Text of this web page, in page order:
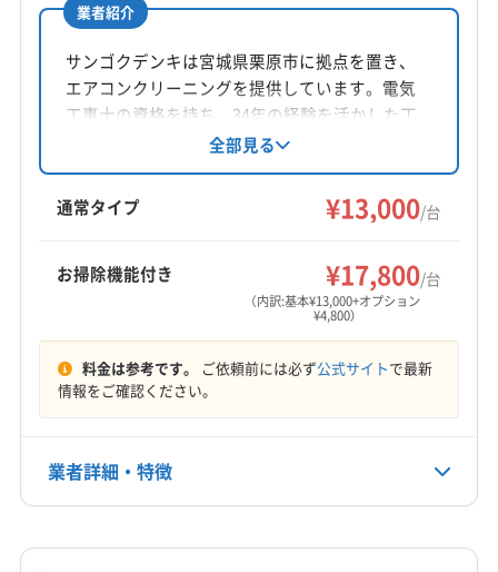
所在地
宮城県仙台市青葉区
対応地域
角田市 岩沼市
栗原市
石巻市 仙台市宮城野区
仙台市若林区
仙台市青葉区
仙台市太白区
多賀城市
伊具郡丸森町
遠田郡涌谷町
牡鹿郡女川町
刈田郡七ヶ宿町
宮城郡松島町
宮城郡利府町
黒川郡大和町
柴田郡柴田町
定休日
年中無休
非公開
業者紹介
サンゴクデンキは宮城県栗原市に拠点を置き、
エアコンクリーニングを提供しています。電気
工事士の資格を持ち、34年の経験を活かした丁
寧な作業が強みです。損害保険加入済みで、女
性スタッフが在籍し、防カビ・抗菌コーティン
グにも対応。平日8:30～16:30営業、土日祝日は
定休です。
全部見る
通常タイプ ¥13,000/台
お掃除機能付き ¥17,800/台
（内訳:基本¥13,000+オプション
¥4,800）
料金は参考です。 ご依頼前には必ず公式サイトで最新
情報をご確認ください。
業者詳細・特徴